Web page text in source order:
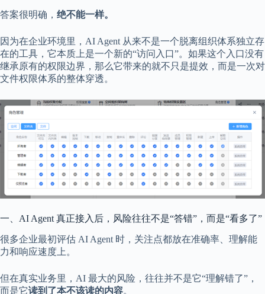
答案很明确， 绝不能一样。
因为在企业环境里，AI Agent 从来不是一个脱离组织体系独立存
在的工具，它本质上是一个新的“访问入口”。如果这个入口没有
继承原有的权限边界，那么它带来的就不只是提效，而是一次对
文件权限体系的整体穿透。
一、AI Agent 真正接入后，风险往往不是“答错”，而是“看多了”
很多企业最初评估 AI Agent 时，关注点都放在准确率、理解能
力和响应速度上。
但在真实业务里，AI 最大的风险，往往并不是它“理解错了”，
而是它读到了本不该读的内容。